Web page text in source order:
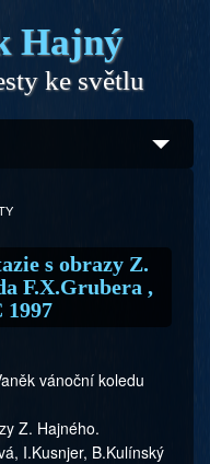
Hajný
ke světlu
s obrazy Z.
F.X.Grubera ,
vánoční koledu
Z. Hajného.
I.Kusnjer, B.Kulínský